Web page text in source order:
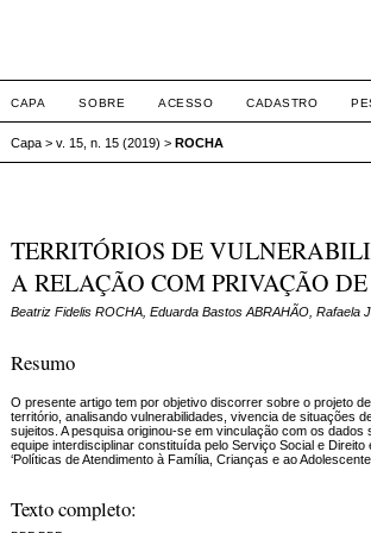
CAPA SOBRE ACESSO CADASTRO
Capa >v. 15, n. 15 (2019) >ROCHA
TERRITÓRIOS DE
A RELAÇÃO COM PRIVAÇÃO
Beatriz Fidelis ROCHA, Eduarda Bastos ABRAHÃO, Rafaela
Resumo
O presente artigo tem por objetivo discorrer sobre o projeto
território, analisando vulnerabilidades, vivencia de situações
sujeitos. A pesquisa originou-se em vinculação com os
equipe interdisciplinar constituída pelo Serviço Social e
‘Políticas de Atendimento à Família, Crianças e ao
Texto completo: